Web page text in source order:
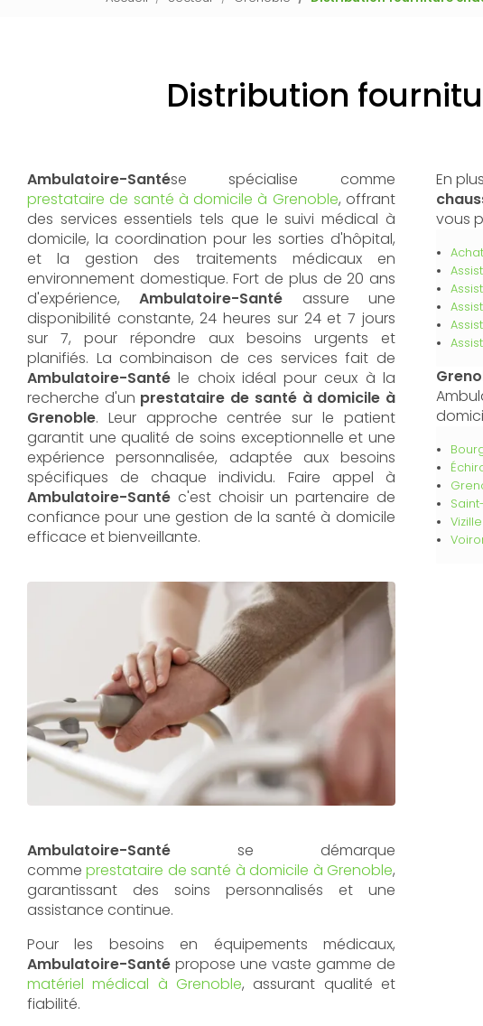
Distribution
Ambulatoire-Santése spécialise comme
prestataire de santé à domicile à Grenoble, offrant
des services essentiels tels que le suivi médical à
domicile, la coordination pour les sorties d'hôpital,
et la gestion des traitements médicaux en
environnement domestique. Fort de plus de 20 ans
d'expérience,Ambulatoire-Santé assure une
disponibilité constante, 24 heures sur 24 et 7 jours
sur 7, pour répondre aux besoins urgents et
planifiés. La combinaison de ces services fait de
Ambulatoire-Santé le choix idéal pour ceux à la
recherche d'un prestataire de santé à domicile à
Grenoble. Leur approche centrée sur le patient
garantit une qualité de soins exceptionnelle et une
expérience personnalisée, adaptée aux besoins
spécifiques de chaque individu. Faire appel à
Ambulatoire-Santé c'est choisir un partenaire de
confiance pour une gestion de la santé à domicile
efficace et bienveillante.
Ambulatoire-Santé se démarque
commeprestataire de santé à domicile à Grenoble,
garantissant des soins personnalisés et une
assistance continue.
Pour les besoins en équipements médicaux,
Ambulatoire-Santé propose une vaste gamme de
matériel médical à Grenoble, assurant qualité et
fiabilité.
En
vous
Vizille